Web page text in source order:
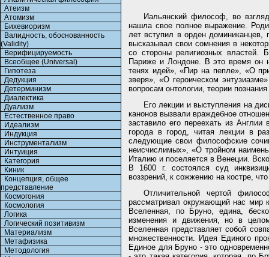
Атеизм
Атомизм
Бихевиоризм
Валидность, обоснованность
(Validity)
Верифицируемость
Всеобщее (Universal)
Гипотеза
Дедукция
Детерминизм
Диалектика
Дуализм
Естественное право
Идеализм
Индукция
Инструментализм
Интуиция
Категория
Киник
Концепция, общее
представление
Космогония
Космология
Логика
Логический позитивизм
Материализм
Метафизика
Методология
Иальянский философ, во
нашла свое полное выражение.
лет вступил в орден
высказывал свои сомнения в
со стороны религиозных
Париже и Лондоне. В это время он
тенях идей», «Пир на пепле», «О
зверя», «О героическом
вопросам онтологии, теории
Его лекции и выступления на
канонов вызвали враждебное
заставило его переехать из
города в город, читая лекции в
следующие свои философские
неисчислимых», «О тройном
Италию и поселяется в Венеции.
В 1600 г. состоялся суд
воззрений, к сожжению на костре,
Отличительной чертой
рассматривал окружающий нас мир
Вселенная, по Бруно, едина,
изменения и движения, но в
Вселенная представляет собой
множественности. Идея Единого
Единое для Бруно - это